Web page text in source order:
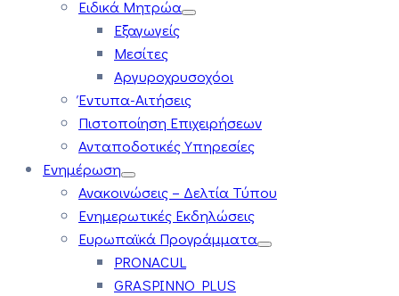
Ειδικά Μητρώα
Εξαγωγείς
Μεσίτες
Αργυροχρυσοχόοι
Έντυπα-Αιτήσεις
Πιστοποίηση Επιχειρήσεων
Ανταποδοτικές Υπηρεσίες
Ενημέρωση
Ανακοινώσεις – Δελτία Τύπου
Ενημερωτικές Εκδηλώσεις
Ευρωπαϊκά Προγράμματα
PRONACUL
GRASPINNO PLUS